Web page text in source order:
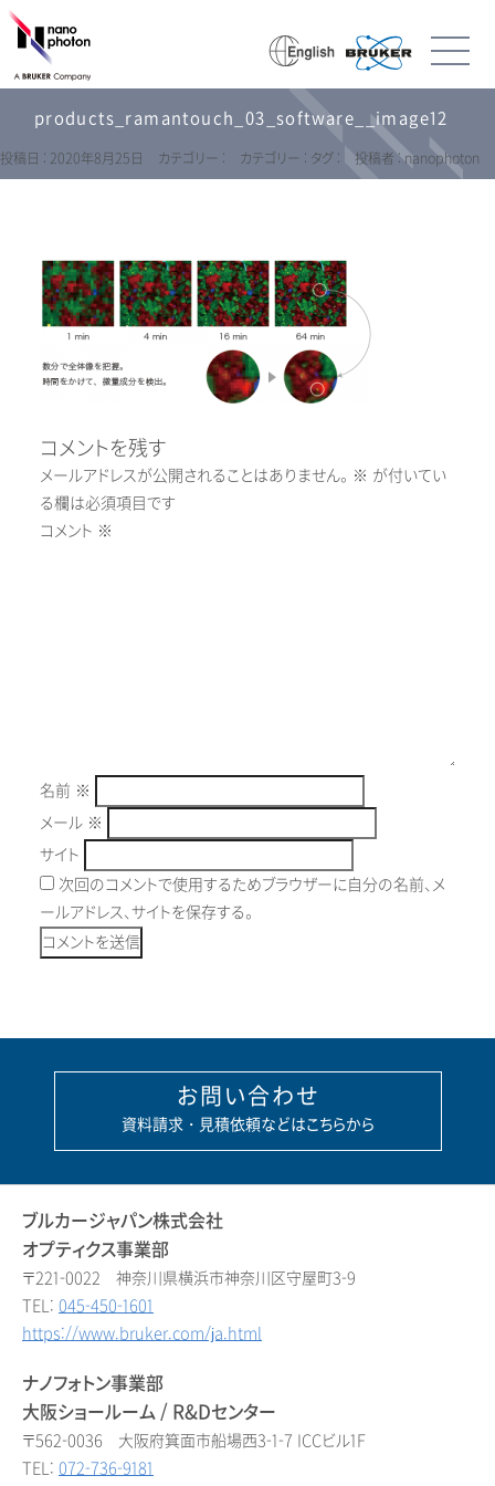
products_ramantouch_03_software__image12
投稿日 : 2020年8月25日 カテゴリー : カテゴリー : タグ : 投稿者 : nanophoton
コメントを残す
メールアドレスが公開されることはありません。 ※ が付いてい
る欄は必須項目です
コメント ※
名前 ※
メール ※
サイト
次回のコメントで使用するためブラウザーに自分の名前、メ
ールアドレス、サイトを保存する。
お問い合わせ
資料請求・見積依頼などはこちらから
ブルカージャパン株式会社
オプティクス事業部
〒221-0022 神奈川県横浜市神奈川区守屋町3-9
TEL: 045-450-1601
https://www.bruker.com/ja.html
ナノフォトン事業部
大阪ショールーム / R&Dセンター
〒562-0036 大阪府箕面市船場西3-1-7 ICCビル1F
TEL: 072-736-9181